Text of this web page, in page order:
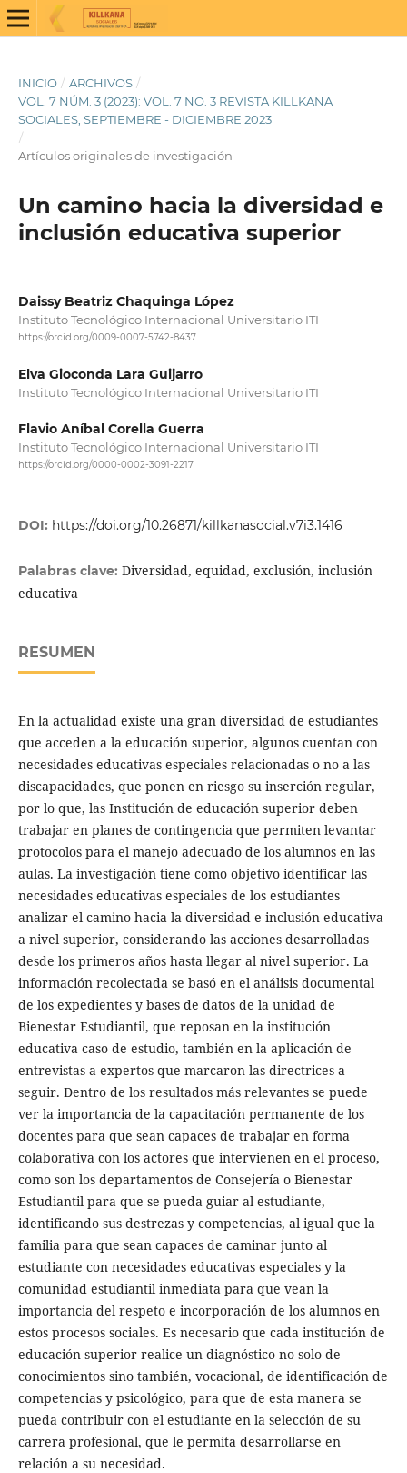
INICIO / ARCHIVOS /
VOL. 7 NÚM. 3 (2023): VOL. 7 NO. 3 REVISTA KILLKANA
SOCIALES, SEPTIEMBRE - DICIEMBRE 2023
/
Artículos originales de investigación
Un camino hacia la diversidad e
inclusión educativa superior
Daissy Beatriz Chaquinga López
Instituto Tecnológico Internacional Universitario ITI
https://orcid.org/0009-0007-5742-8437
Elva Gioconda Lara Guijarro
Instituto Tecnológico Internacional Universitario ITI
Flavio Aníbal Corella Guerra
Instituto Tecnológico Internacional Universitario ITI
https://orcid.org/0000-0002-3091-2217
DOI: https://doi.org/10.26871/killkanasocial.v7i3.1416
Palabras clave: Diversidad, equidad, exclusión, inclusión
educativa
RESUMEN
En la actualidad existe una gran diversidad de estudiantes
que acceden a la educación superior, algunos cuentan con
necesidades educativas especiales relacionadas o no a las
discapacidades, que ponen en riesgo su inserción regular,
por lo que, las Institución de educación superior deben
trabajar en planes de contingencia que permiten levantar
protocolos para el manejo adecuado de los alumnos en las
aulas. La investigación tiene como objetivo identificar las
necesidades educativas especiales de los estudiantes
analizar el camino hacia la diversidad e inclusión educativa
a nivel superior, considerando las acciones desarrolladas
desde los primeros años hasta llegar al nivel superior. La
información recolectada se basó en el análisis documental
de los expedientes y bases de datos de la unidad de
Bienestar Estudiantil, que reposan en la institución
educativa caso de estudio, también en la aplicación de
entrevistas a expertos que marcaron las directrices a
seguir. Dentro de los resultados más relevantes se puede
ver la importancia de la capacitación permanente de los
docentes para que sean capaces de trabajar en forma
colaborativa con los actores que intervienen en el proceso,
como son los departamentos de Consejería o Bienestar
Estudiantil para que se pueda guiar al estudiante,
identificando sus destrezas y competencias, al igual que la
familia para que sean capaces de caminar junto al
estudiante con necesidades educativas especiales y la
comunidad estudiantil inmediata para que vean la
importancia del respeto e incorporación de los alumnos en
estos procesos sociales. Es necesario que cada institución de
educación superior realice un diagnóstico no solo de
conocimientos sino también, vocacional, de identificación de
competencias y psicológico, para que de esta manera se
pueda contribuir con el estudiante en la selección de su
carrera profesional, que le permita desarrollarse en
relación a su necesidad.